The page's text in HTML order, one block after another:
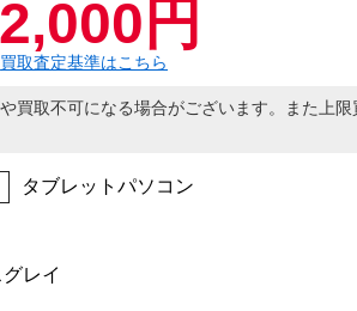
円
買取査定基準はこちら
買取不可になる場合がございます。また上
タブレットパソコン
レイ